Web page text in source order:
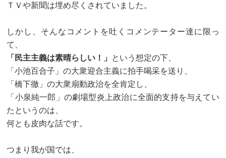
ＴＶや新聞は埋め尽くされていました。
しかし、そんなコメントを吐くコメンテーター達に限っ
て、
「民主主義は素晴らしい！」 という想定の下、
「小池百合子」の大衆迎合主義に拍手喝采を送り、
「橋下徹」の大衆扇動政治を全肯定し、
「小泉純一郎」の劇場型炎上政治に全面的支持を与えてい
たというのは、
何とも皮肉な話です。
つまり我が国では、